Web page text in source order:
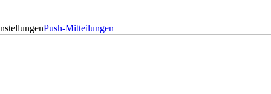
Push-Mitteilungen